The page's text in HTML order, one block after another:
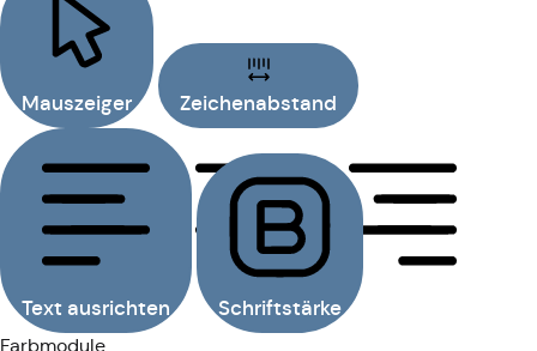
Mauszeiger Zeichenabstand
Text ausrichten Schriftstärke
Farbmodule